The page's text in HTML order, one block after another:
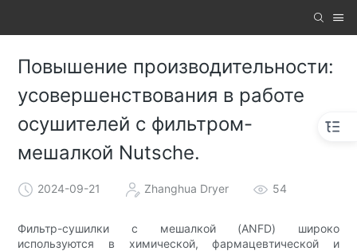
Повышение производительности:
усовершенствования в работе
осушителей с фильтром-
мешалкой Nutsche.
2024-09-21 Zhanghua Dryer 54
Фильтр-сушилки с мешалкой (ANFD) широко
используются в химической, фармацевтической и